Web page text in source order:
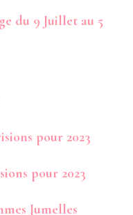
du 9 Juillet au 5
pour 2023
pour 2023
Jumelles